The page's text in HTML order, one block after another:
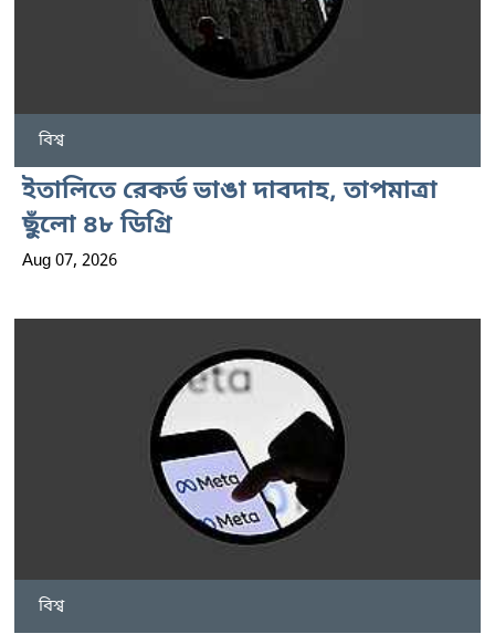
বিশ্ব
ইতালিতে রেকর্ড ভাঙা দাবদাহ, তাপমাত্রা
ছুঁলো ৪৮ ডিগ্রি
Aug 07, 2026
বিশ্ব